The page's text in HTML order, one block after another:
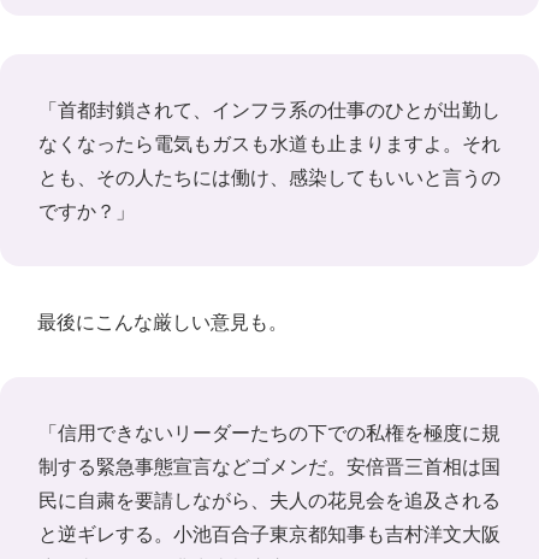
「首都封鎖されて、インフラ系の仕事のひとが出勤し
なくなったら電気もガスも水道も止まりますよ。それ
とも、その人たちには働け、感染してもいいと言うの
ですか？」
最後にこんな厳しい意見も。
「信用できないリーダーたちの下での私権を極度に規
制する緊急事態宣言などゴメンだ。安倍晋三首相は国
民に自粛を要請しながら、夫人の花見会を追及される
と逆ギレする。小池百合子東京都知事も吉村洋文大阪